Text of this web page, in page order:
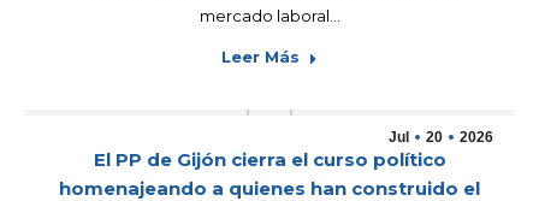
mercado laboral…
Leer Más
Jul 20 2026
El PP de Gijón cierra el curso político
homenajeando a quienes han construido el